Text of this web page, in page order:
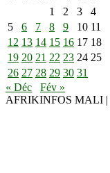
1
2 3
4
5
6 7 8 9 10 11
12 13 14 15 16 17 18
19 20 21 22 23 24 25
26 27 28 29 30 31
« Déc
Fév »
AFRIKINFOS MALI |